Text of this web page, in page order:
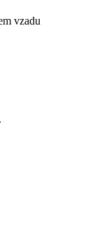
vzadu